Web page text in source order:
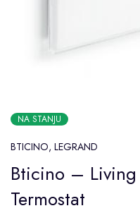
NA STANJU
BTICINO, LEGRAND
Bticino –
Termostat